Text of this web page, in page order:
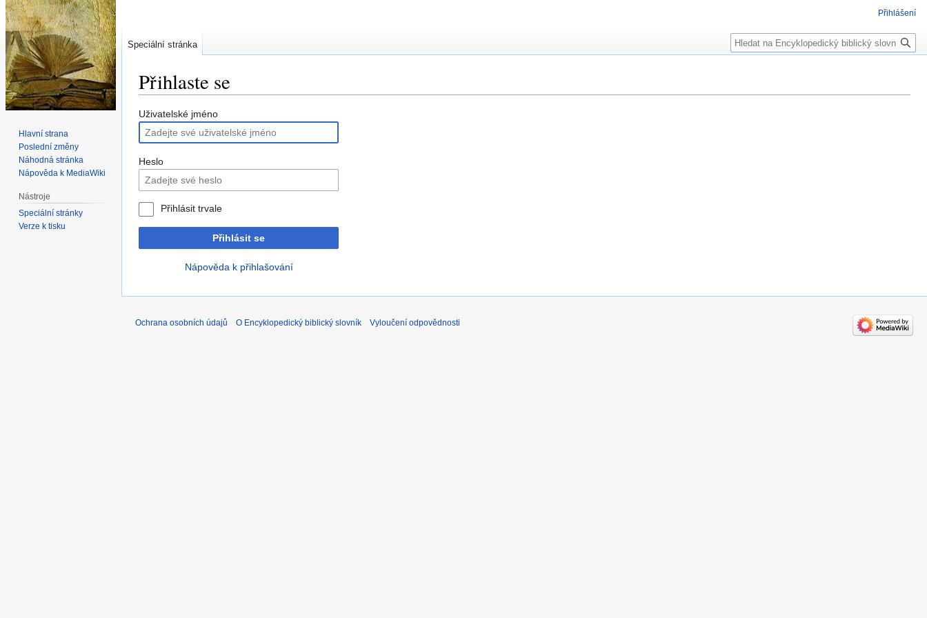
Přihlaste se
Skočit
na
navigaci
Skočit
na
vyhledávání
Uživatelské jméno
Heslo
Přihlásit trvale
Přihlásit se
Nápověda k přihlašování
Přihlášení
Speciální stránka Hledat
Hlavní strana
Poslední změny
Náhodná stránka
Nápověda k MediaWiki
Nástroje
Speciální stránky
Verze k tisku
Ochrana osobních údajů O Encyklopedický biblický slovník Vyloučení odpovědnosti